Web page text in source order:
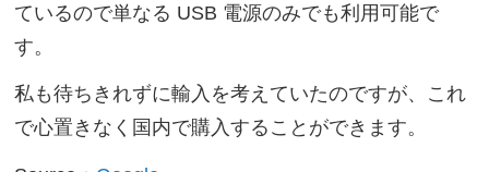
ているので単なる USB 電源のみでも利用可能で
す。
私も待ちきれずに輸入を考えていたのですが、これ
で心置きなく国内で購入することができます。